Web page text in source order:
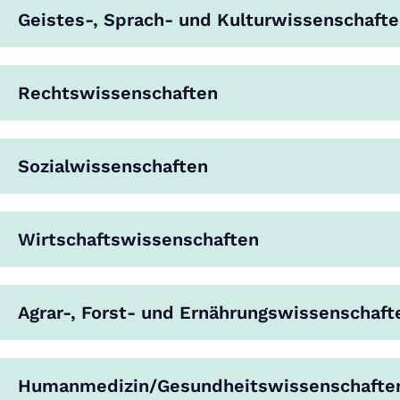
Geistes-, Sprach- und
Rechtswissenschaften
Sozialwissenschaften
Wirtschaftswissenschaften
Agrar-, Forst- und
Humanmedizin/